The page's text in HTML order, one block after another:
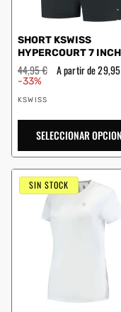
SHORT KSWISS
HYPERCOURT 7
NEGRO
Precio
habitual
44,95 € Precio
de
A partir de
-33%
Proveedor:
KSWISS
SELECCIONAR
SIN STOCK